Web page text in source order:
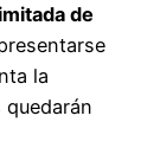
de
la